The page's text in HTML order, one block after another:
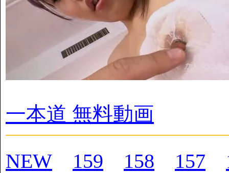
一本道 無料動画
NEW 159 158 157